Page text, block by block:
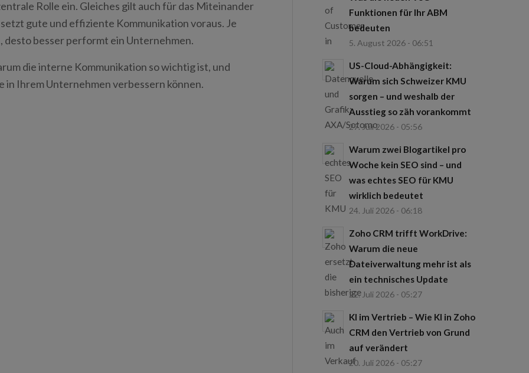
Rolle ein. Gleiches gilt auch für das Miteinander
gute und effiziente Kommunikation voraus. Je
besser performt ein Unternehmen.
die interne Kommunikation so wichtig ist, und
in Ihrem Unternehmen verbessern können.
Funktionen für Ihr ABM
bedeuten
5. August 2026 - 06:51
US-Cloud-Abhängigkeit:
Warum sich Schweizer KMU
sorgen – und weshalb der
Ausstieg so zäh vorankommt
27. Juli 2026 - 05:56
Warum zwei Blogartikel pro
Woche kein SEO sind – und
was echtes SEO für KMU
wirklich bedeutet
24. Juli 2026 - 06:18
Zoho CRM trifft WorkDrive:
Warum die neue
Dateiverwaltung mehr ist als
ein technisches Update
22. Juli 2026 - 05:27
KI im Vertrieb – Wie KI in Zoho
CRM den Vertrieb von Grund
auf verändert
20. Juli 2026 - 05:27